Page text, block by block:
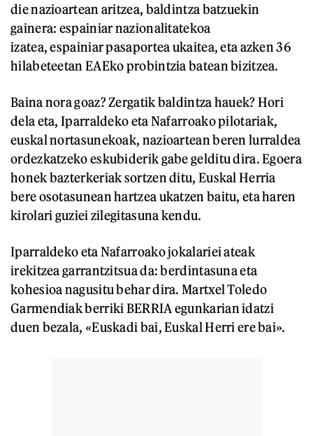
die nazioartean aritzea, baldintza batzuekin
gainera: espainiar nazionalitatekoa
izatea, espainiar pasaportea ukaitea, eta azken 36
hilabeteetan EAEko probintzia batean bizitzea.
Baina nora goaz? Zergatik baldintza hauek? Hori
dela eta, Iparraldeko eta Nafarroako pilotariak,
euskal nortasunekoak, nazioartean beren lurraldea
ordezkatzeko eskubiderik gabe gelditu dira. Egoera
honek bazterkeriak sortzen ditu, Euskal Herria
bere osotasunean hartzea ukatzen baitu, eta haren
kirolari guziei zilegitasuna kendu.
Iparraldeko eta Nafarroako jokalariei ateak
irekitzea garrantzitsua da: berdintasuna eta
kohesioa nagusitu behar dira. Martxel Toledo
Garmendiak berriki BERRIA egunkarian idatzi
duen bezala, «Euskadi bai, Euskal Herri ere bai».